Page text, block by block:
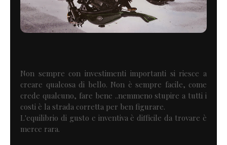
Non sempre con investimenti importanti si riesce a
creare qualcosa di bello. Non è sempre facile, come
crede qualcuno, fare bene ..nemmeno stupire a tutti i
costi è la strada corretta per ben figurare.
L'equilibrio di gusto e inventiva è difficile da trovare è
merce rara.